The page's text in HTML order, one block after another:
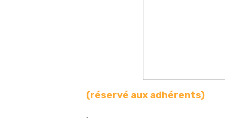
(réservé aux adhérents)
.